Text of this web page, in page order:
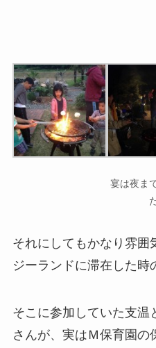
宴は夜ま
それにしてもかなり雰囲
ジーランドに滞在した時
そこに参加していた支温
さんが、実はＭ保育園の